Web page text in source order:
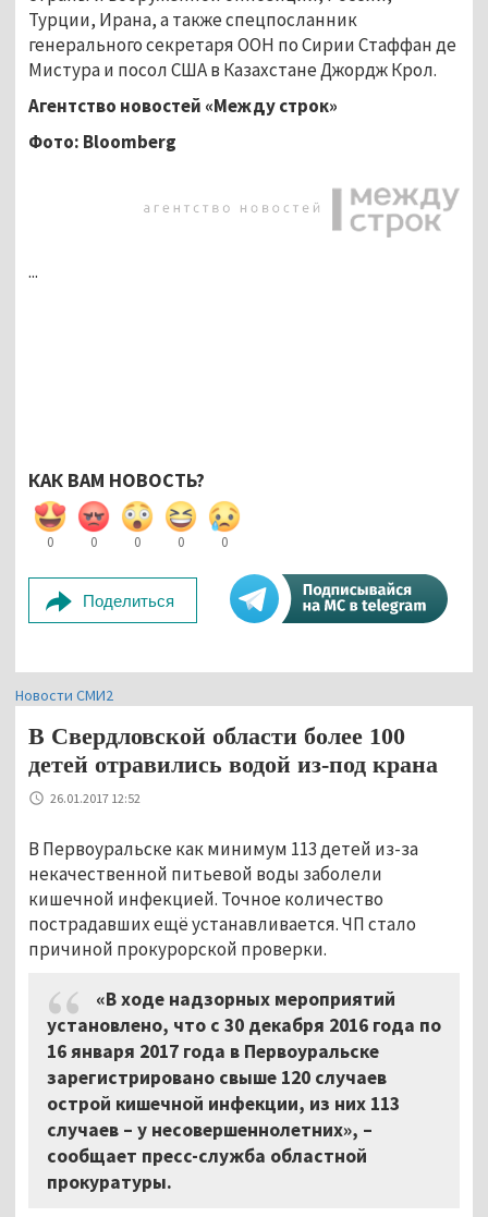
Турции, Ирана, а также спецпосланник
генерального секретаря ООН по Сирии Стаффан де
Мистура и посол США в Казахстане Джордж Крол.
Агентство новостей «Между строк»
Фото: Bloomberg
...
КАК ВАМ НОВОСТЬ?
0 0 0 0 0
Поделиться
Новости СМИ2
В Свердловской области более 100
детей отравились водой из-под крана
26.01.2017 12:52
В Первоуральске как минимум 113 детей из-за
некачественной питьевой воды заболели
кишечной инфекцией. Точное количество
пострадавших ещё устанавливается. ЧП стало
причиной прокурорской проверки.
«В ходе надзорных мероприятий
установлено, что с 30 декабря 2016 года по
16 января 2017 года в Первоуральске
зарегистрировано свыше 120 случаев
острой кишечной инфекции, из них 113
случаев – у несовершеннолетних», –
сообщает пресс-служба областной
прокуратуры.